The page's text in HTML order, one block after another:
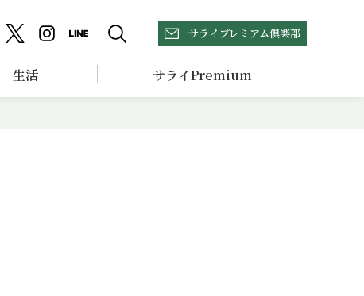
サライプレミアム倶楽部
生活 サライPremium